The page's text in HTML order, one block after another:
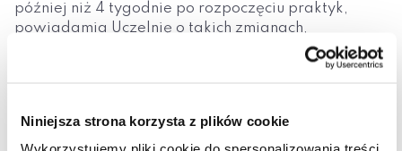
Niniejsza strona korzysta z plików cookie
później niż 4 tygodnie po rozpoczęciu praktyk,
powiadamia Uczelnię o takich zmianach,
przesyłając zaktualizowany Learning Agreement
Student Mobility for Traineeships, w części During